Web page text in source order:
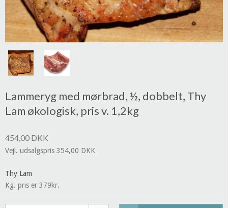
Lammeryg med mørbrad, ½, dobbelt, Thy
Lam økologisk, pris v. 1,2kg
454,00 DKK
Vejl. udsalgspris 354,00 DKK
Thy Lam
Kg. pris er 379kr.